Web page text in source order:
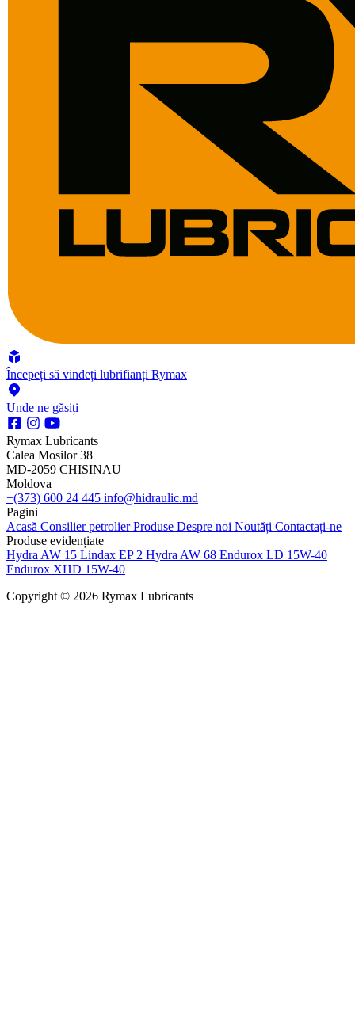
Începeți să vindeți lubrifianți Rymax
Unde ne găsiți
Rymax Lubricants
Calea Mosilor 38
MD-2059 CHISINAU
Moldova
+(373) 600 24 445 info@hidraulic.md
Pagini
Acasă Consilier petrolierProduse Despre noi Noutăți Contactați-ne
Produse evidențiate
Hydra AW 15 Lindax EP 2 Hydra AW 68 Endurox LD 15W-40
Endurox XHD 15W-40
Copyright © 2026 Rymax Lubricants